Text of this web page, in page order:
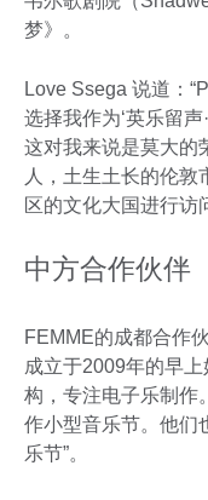
梦》。
Love Ssega 说道：
选择我作为‘英乐留声
这对我来说是莫大的
人，土生土长的伦
区的文化大国进行访
中方合作伙伴
FEMME的成都合作
成立于2009年的早
构，专注电子乐制作
作小型音乐节。他们
乐节”。